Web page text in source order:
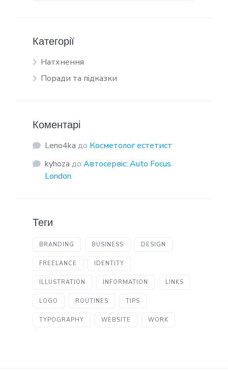
Категорії
Натхнення
Поради та підказки
Коментарі
Leno4ka до Косметолог естетист
kyhoza до Автосервіс: Auto Focus
London
Теги
BRANDING BUSINESS DESIGN
FREELANCE IDENTITY
ILLUSTRATION INFORMATION LINKS
LOGO ROUTINES TIPS
TYPOGRAPHY WEBSITE WORK